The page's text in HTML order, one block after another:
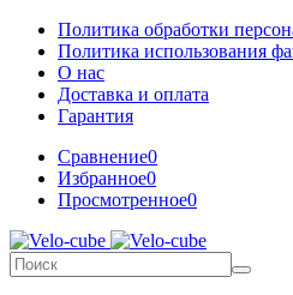
Политика обработки
Политика использования
О нас
Доставка и оплата
Гарантия
Сравнение0
Избранное0
Просмотренное0